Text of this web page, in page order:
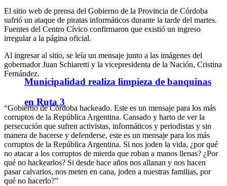
Municipalidad realiza limpieza de banquinas
en Ruta 3
El sitio web de prensa del Gobierno de la Provincia de Córdoba
sufrió un ataque de piratas informáticos durante la tarde del martes.
Fuentes del Centro Cívico confirmaron que existió un ingreso
irregular a la página oficial.
Al ingresar al sitio, se leía un mensaje junto a las imágenes del
gobernador Juan Schiaretti y la vicepresidenta de la Nación, Cristina
Fernández.
“Gobierno de Córdoba hackeado. Este es un mensaje para los más
corruptos de la República Argentina. Cansado y harto de ver la
persecución que sufren activistas, informáticos y periodistas y sin
manera de hacerse y defenderse, este es un mensaje para los más
corruptos de la República Argentina. Si nos joden la vida, ¿por qué
no atacar a los corruptos de mierda que roban a manos llenas? ¿Por
qué no hackearlos? Si desde hace años nos allanan y nos hacen
pasar calvarios, nos meten en cana, joden a nuestras familias, por
qué no hacerlo?”